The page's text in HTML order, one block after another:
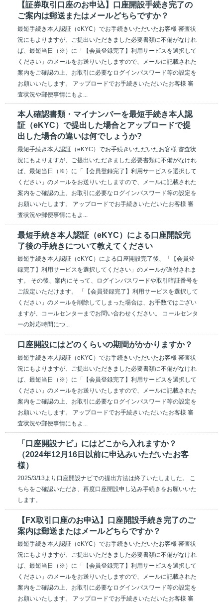
【証券取引口座のお申込】口座開設手続き完了の
ご案内は郵送またはメールどちらですか？
最短手続き本人認証（eKYC）でお手続きいただいたお客様 審査状
況にもよりますが、ご提出いただきました必要書類に不備がなけれ
ば、最短当日（※）に「【会員登録完了】利用サービスを選択して
ください」のメールをお送りいたしますので、メールに記載された
案内をご確認の上、お取引に必要なログインパスワード等の設定を
お願いいたします。 アップロードでお手続きいただいたお客様 審
査状況や郵便事情にもよ...
本人確認書類・マイナンバーを最短手続き本人認
証（eKYC）で提出した場合とアップロードで提
出した場合の違いは何でしょうか?
最短手続き本人認証（eKYC）でお手続きいただいたお客様 審査状
況にもよりますが、ご提出いただきました必要書類に不備がなけれ
ば、最短当日（※）に「【会員登録完了】利用サービスを選択して
ください」のメールをお送りいたしますので、メールに記載された
案内をご確認の上、お取引に必要なログインパスワード等の設定を
お願いいたします。 アップロードでお手続きいただいたお客様 審
査状況や郵便事情にもよ...
最短手続き本人認証（eKYC）による口座開設完
了後の手続きについて教えてください
最短手続き本人認証（eKYC）による口座開設完了後、「【会員登
録完了】利用サービスを選択してください」のメールが送付されま
す。 その後、案内にそって、ログインパスワードや取引暗証番号を
ご設定いただけます。 「【会員登録完了】利用サービスを選択して
ください」のメールを削除してしまった場合は、お手数ではござい
ますが、コールセンターまでお問い合わせください。 コールセンタ
ーの対応時間につ...
口座開設にはどのくらいの期間がかかりますか？
最短手続き本人認証（eKYC）でお手続きいただいたお客様 審査状
況にもよりますが、ご提出いただきました必要書類に不備がなけれ
ば、最短当日（※）に「【会員登録完了】利用サービスを選択して
ください」のメールをお送りいたしますので、メールに記載された
案内をご確認の上、お取引に必要なログインパスワード等の設定を
お願いいたします。 アップロードでお手続きいただいたお客様 審
査状況や郵便事情にもよ...
「口座開設ナビ」にはどこから入れますか？
（2024年12月16日以前に申込みいただいたお客
様）
2025/3/13より口座開設ナビでの提出方法は終了いたしました。 こ
ちらをご確認いただき、再度口座開設申し込み手続きをお願いいた
します。
【FX取引口座のお申込】口座開設手続き完了のご
案内は郵送またはメールどちらですか？
最短手続き本人認証（eKYC）でお手続きいただいたお客様 審査状
況にもよりますが、ご提出いただきました必要書類に不備がなけれ
ば、最短当日（※）に「【会員登録完了】利用サービスを選択して
ください」のメールをお送りいたしますので、メールに記載された
案内をご確認の上、お取引に必要なログインパスワード等の設定を
お願いいたします。 アップロードでお手続きいただいたお客様 審